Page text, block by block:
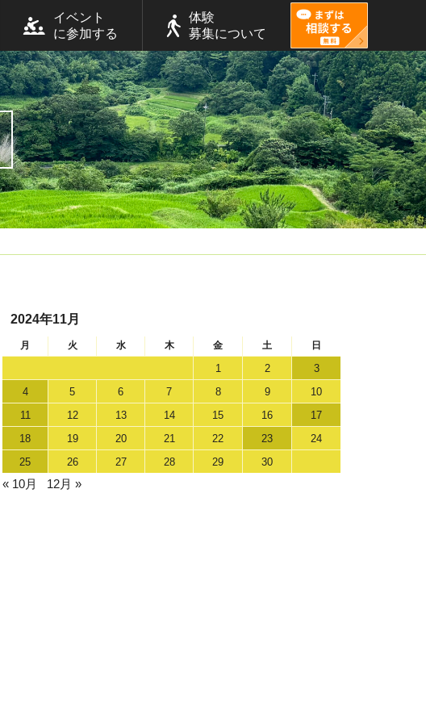
イベント
に参加する
体験
募集について
2024年11月
月 火 水 木 金 土 日
1 2
3
4
5 6 7 8 9
10
11
12 13 14 15 16
17
18
19 20 21 22 23
24
25
26 27 28 29 30
« 10月 12月 »